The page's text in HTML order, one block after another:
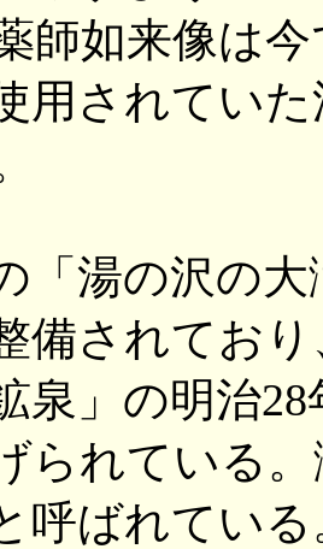
師如来像は
用されてい
「湯の沢の大
備されてお
泉」の明治
られている
呼ばれている